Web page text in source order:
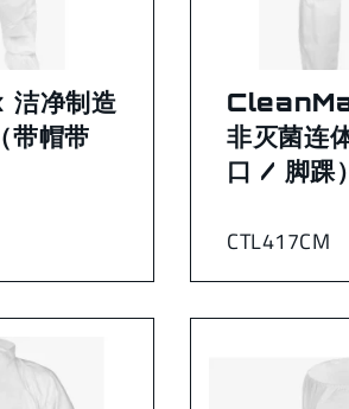
净制造
带帽带
CTL417CM
非灭菌连
口 / 脚踝）